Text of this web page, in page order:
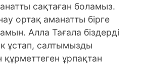
сақтаған боламыз.
ортақ аманатты бірге
Алла Тағала біздерді
ұстап, салтымызды
құрметтеген ұрпақтан